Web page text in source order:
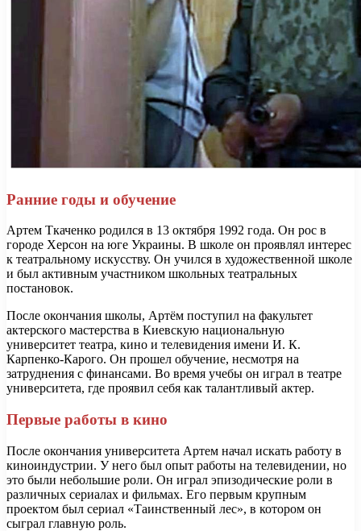
Ранние годы и обучение
Артем Ткаченко родился в 13 октября 1992 года. Он рос в
городе Херсон на юге Украины. В школе он проявлял интерес
к театральному искусству. Он учился в художественной школе
и был активным участником школьных театральных
постановок.
После окончания школы, Артём поступил на факультет
актерского мастерства в Киевскую национальную
университет театра, кино и телевидения имени И. К.
Карпенко-Карого. Он прошел обучение, несмотря на
затруднения с финансами. Во время учебы он играл в театре
университета, где проявил себя как талантливый актер.
Первые работы в кино
После окончания университета Артем начал искать работу в
киноиндустрии. У него был опыт работы на телевидении, но
это были небольшие роли. Он играл эпизодические роли в
различных сериалах и фильмах. Его первым крупным
проектом был сериал «Таинственный лес», в котором он
сыграл главную роль.